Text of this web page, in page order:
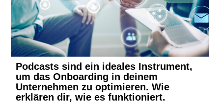
Podcasts sind ein ideales Instrument,
um das Onboarding in deinem
Unternehmen zu optimieren. Wie
erklären dir, wie es funktioniert.